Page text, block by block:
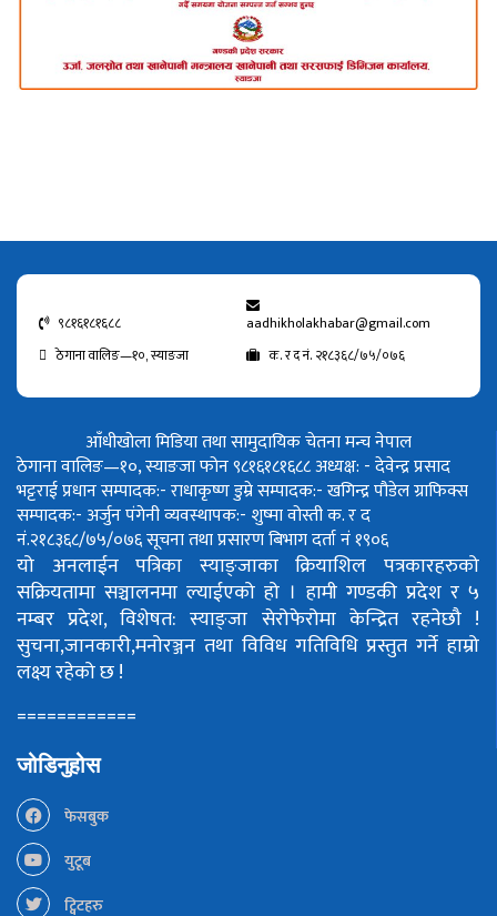
९८१६१८१६८८
aadhikholakhabar@gmail.com
ठेगाना वालिङ—१०, स्याङजा
क. र द नं. २१८३६८/७५/०७६
आँधीखोला मिडिया तथा सामुदायिक चेतना मन्च नेपाल
ठेगाना वालिङ—१०, स्याङजा फोन ९८१६१८१६८८अध्यक्ष: - देवेन्द्र प्रसाद
भट्टराईप्रधान सम्पादक:- राधाकृष्ण डुम्रेसम्पादक:- खगिन्द्र पौडेलग्राफिक्स
सम्पादक:- अर्जुन पंगेनीव्यवस्थापक:- शुष्मा वोस्तीक. र द
नं.२१८३६८/७५/०७६सूचना तथा प्रसारण बिभाग दर्ता नं १९०६
यो अनलाईन पत्रिका स्याङ्जाका क्रियाशिल पत्रकारहरुको
सक्रियतामा सञ्चालनमा ल्याईएको हो । हामी गण्डकी प्रदेश र ५
नम्बर प्रदेश, विशेषत: स्याङ्जा सेरोफेरोमा केन्द्रित रहनेछौ !
सुचना,जानकारी,मनोरञ्जन तथा विविध गतिविधि प्रस्तुत गर्ने हाम्रो
लक्ष्य रहेको छ !
============
जोडिनुहोस
फेसबुक
युटूब
ट्विटहरु